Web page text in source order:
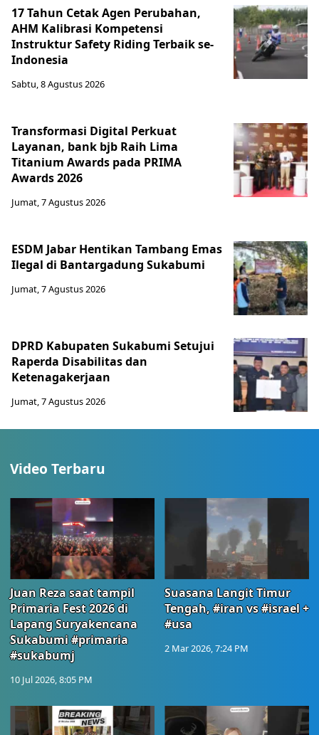
17 Tahun Cetak Agen Perubahan,
AHM Kalibrasi Kompetensi
Instruktur Safety Riding Terbaik se-
Indonesia
Sabtu, 8 Agustus 2026
Transformasi Digital Perkuat
Layanan, bank bjb Raih Lima
Titanium Awards pada PRIMA
Awards 2026
Jumat, 7 Agustus 2026
ESDM Jabar Hentikan Tambang Emas
Ilegal di Bantargadung Sukabumi
Jumat, 7 Agustus 2026
DPRD Kabupaten Sukabumi Setujui
Raperda Disabilitas dan
Ketenagakerjaan
Jumat, 7 Agustus 2026
Video Terbaru
Juan Reza saat tampil
Primaria Fest 2026 di
Lapang Suryakencana
Sukabumi #primaria
#sukabumj
10 Jul 2026, 8:05 PM
Suasana Langit Timur
Tengah, #iran vs #israel +
#usa
2 Mar 2026, 7:24 PM